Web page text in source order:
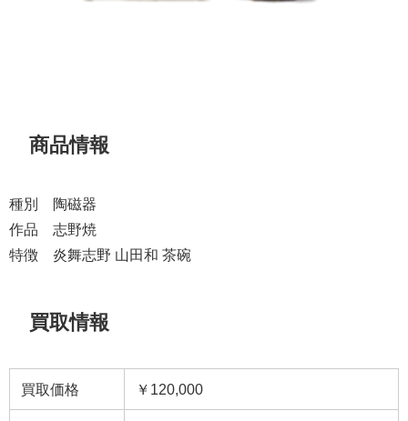
商品情報
種別 陶磁器
作品 志野焼
特徴 炎舞志野 山田和 茶碗
買取情報
買取価格 ￥120,000